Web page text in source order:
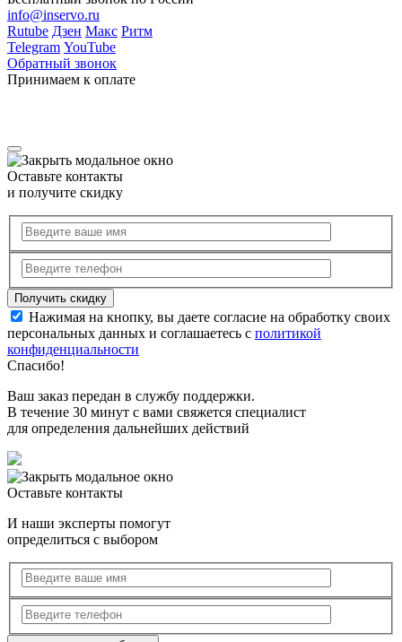
info@inservo.ru
Rutube Дзен Макс Ритм
Telegram YouTube
Обратный звонок
Принимаем к оплате
Оставьте контакты
и получите скидку
Нажимая на кнопку, вы даете согласие на обработку своих
персональных данных и соглашаетесь с политикой
конфиденциальности
Спасибо!
Ваш заказ передан в службу поддержки.
В течение 30 минут с вами свяжется специалист
для определения дальнейших действий
Оставьте контакты
И наши эксперты помогут
определиться с выбором